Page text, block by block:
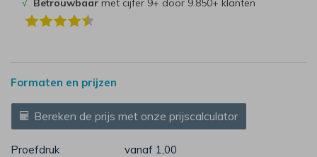
√ Betrouwbaar met cijfer 9+ door 9.850+ klanten
Formaten en prijzen
Bereken de prijs met onze prijscalculator
Proefdruk
vanaf 1,00